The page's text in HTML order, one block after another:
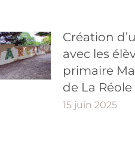
Création
avec les
primaire
de La Réole
15 juin 2025